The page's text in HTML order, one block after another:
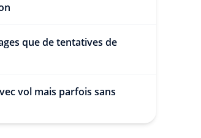
que de tentatives de
vol mais parfois sans